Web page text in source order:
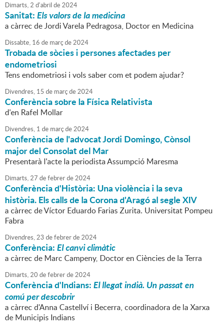
Dimarts,2 d'abril de2024
Sanitat:Els valors de la medicina
a càrrec de Jordi Varela Pedragosa, Doctor en Medicina
Dissabte, 16 de marçde2024
Trobada de sòcies i persones afectades per
endometriosi
Tens endometriosi i vols saber com et podem ajudar?
Divendres, 15 de marçde2024
Conferència sobre la Física Relativista
d'en Rafel Mollar
Divendres, 1 de marçde2024
Conferència de l'advocat Jordi Domingo, Cònsol
major del Consolat del Mar
Presentarà l'acte la periodista Assumpció Maresma
Dimarts,27 defebrerde2024
Conferència d'Història: Una violència i la seva
història. Els calls de la Corona d'Aragó al segle XIV
a càrrec de Víctor Eduardo Farias Zurita. Universitat Pompeu
Fabra
Divendres,23 defebrerde2024
Conferència:El canvi climàtic
a càrrec de Marc Campeny, Doctor en Ciències de la Terra
Dimarts,20 defebrerde2024
Conferència d'Indians:El llegat indià. Un passat en
comú per descobrir
a càrrec d'Anna Castellví i Becerra, coordinadora de la Xarxa
de Municipis Indians